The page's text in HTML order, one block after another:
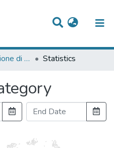
Marketing e innovazione di prodotto Statistics